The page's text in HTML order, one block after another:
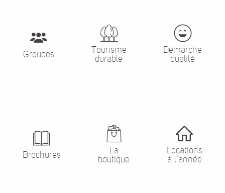
Groupes
Tourisme
durable
Démarche
qualité
Brochures
La
boutique
Locations
à l’année